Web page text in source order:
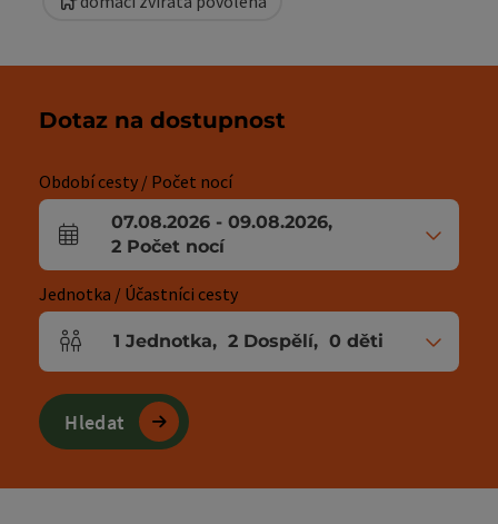
Dotaz na dostupnost
Období cesty / Počet nocí
Pole příjezdu a odjezdu
07.08.2026 - 09.08.2026,
2 Počet nocí
Jednotka / Účastníci cesty
Počet jednotek a polí pro osoby
1 Jednotka, 2 Dospělí, 0 děti
Hledat